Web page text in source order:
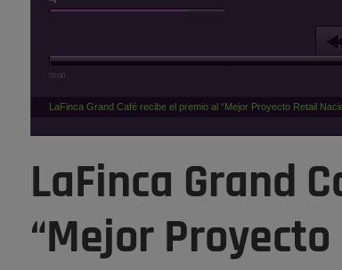
00:00
LaFinca Grand Café recibe el premio al “Mejor Proyecto Retail
LaFinca Grand
“Mejor